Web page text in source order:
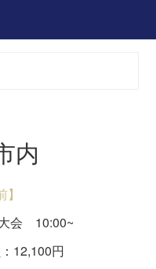
内
大会 10:00~
12,100円